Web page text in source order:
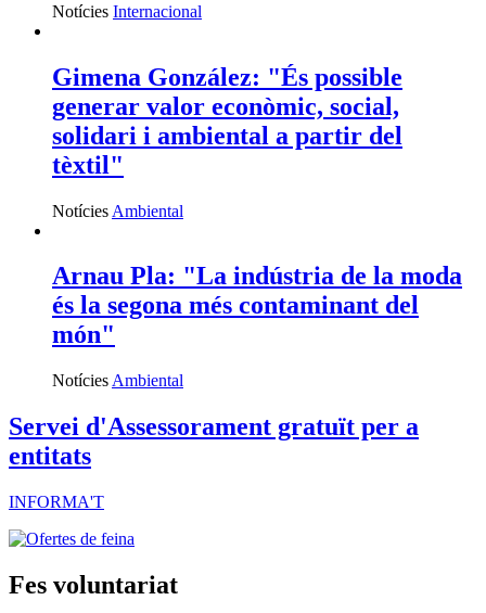
Gimena González: "És possible
generar valor econòmic, social,
solidari i ambiental a partir del
tèxtil"
Arnau Pla: "La indústria de la moda
és la segona més contaminant del
món"
Servei d'Assessorament gratuït per a
entitats